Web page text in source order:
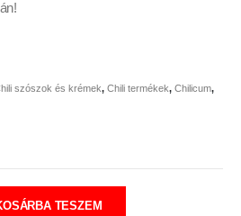
szószok és krémek, Chili termékek, Chilicum,
TESZEM